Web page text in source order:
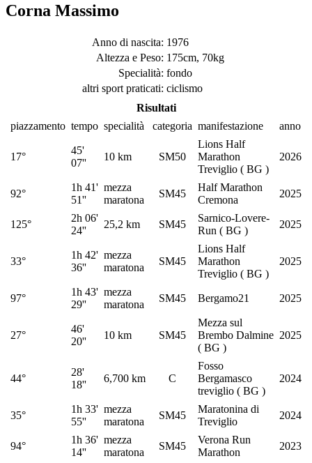
Corna Massimo
Anno di nascita: 1976
Altezza e Peso: 175cm, 70kg
Specialità: fondo
altri sport praticati: ciclismo
Risultati
piazzamento tempo specialità categoria manifestazione anno
17°
45'
07''
10 km SM50
Lions Half
Marathon
Treviglio ( BG )
2026
92°
1h 41'
51''
mezza
maratona
SM45
Half Marathon
Cremona
2025
125°
2h 06'
24''
25,2 km SM45
Sarnico-Lovere-
Run ( BG )
2025
33°
1h 42'
36''
mezza
maratona
SM45
Lions Half
Marathon
Treviglio ( BG )
2025
97°
1h 43'
29''
mezza
maratona
SM45 Bergamo21 2025
27°
46'
20''
10 km SM45
Mezza sul
Brembo Dalmine
( BG )
2025
44°
28'
18''
6,700 km C
Fosso
Bergamasco
treviglio ( BG )
2024
35°
1h 33'
55''
mezza
maratona
SM45
Maratonina di
Treviglio
2024
94°
1h 36'
14''
mezza
maratona
SM45
Verona Run
Marathon
2023